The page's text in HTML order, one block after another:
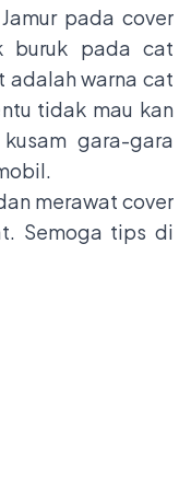
pada cover
buruk pada cat
adalah warna cat
tidak mau kan
gara-gara
merawat cover
Semoga tips di